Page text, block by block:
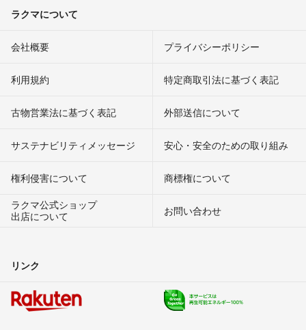
ラクマについて
会社概要 プライバシーポリシー
利用規約 特定商取引法に基づく表記
古物営業法に基づく表記 外部送信について
サステナビリティメッセージ 安心・安全のための取り組み
権利侵害について
商標権について
ラクマ公式ショップ
出店について
お問い合わせ
リンク